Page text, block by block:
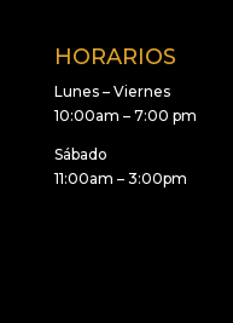
HORARIOS
Lunes – Viernes
10:00am – 7:00 pm
Sábado
11:00am – 3:00pm